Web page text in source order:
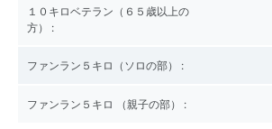
１０キロベテラン（６５歳以上の
方） :
ファンラン５キロ（ソロの部） :
ファンラン５キロ （親子の部） :